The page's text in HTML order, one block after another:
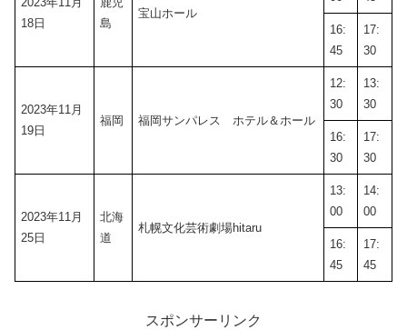
18日
島
宝山ホール
16:
45
17:
30
2023年11月
19日
福岡 福岡サンパレス ホテル＆ホール
12:
30
13:
30
16:
30
17:
30
2023年11月
25日
北海
道
札幌文化芸術劇場hitaru
13:
00
14:
00
16:
45
17:
45
スポンサーリンク